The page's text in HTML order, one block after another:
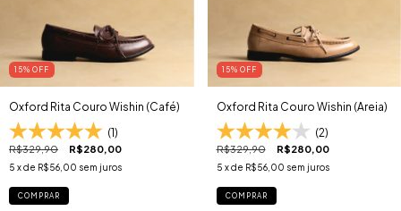
15% OFF
Oxford Rita Couro Wishin (Café)
(1)
R$329,90 R$280,00
5 x de R$56,00 sem juros
COMPRAR
15% OFF
Oxford Rita Couro Wishin (Areia)
(2)
R$329,90 R$280,00
5 x de R$56,00 sem juros
COMPRAR